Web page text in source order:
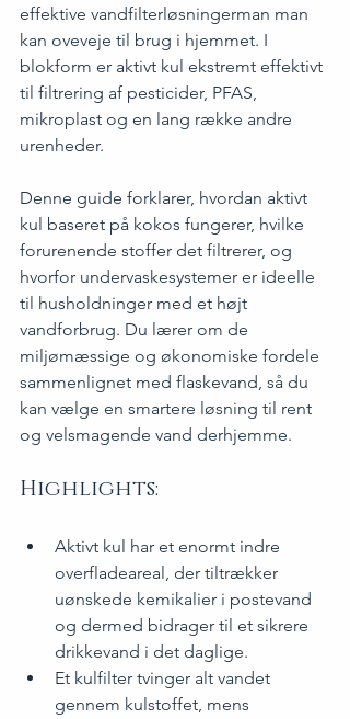
effektive vandfilterløsningerman man
kan oveveje til brug i hjemmet. I
blokform er aktivt kul ekstremt effektivt
til filtrering af pesticider, PFAS,
mikroplast og en lang række andre
urenheder.
Denne guide forklarer, hvordan aktivt
kul baseret på kokos fungerer, hvilke
forurenende stoffer det filtrerer, og
hvorfor undervaskesystemer er ideelle
til husholdninger med et højt
vandforbrug. Du lærer om de
miljømæssige og økonomiske fordele
sammenlignet med flaskevand, så du
kan vælge en smartere løsning til rent
og velsmagende vand derhjemme.
Highlights:
Aktivt kul har et enormt indre
overfladeareal, der tiltrækker
uønskede kemikalier i postevand
og dermed bidrager til et sikrere
drikkevand i det daglige.
Et kulfilter tvinger alt vandet
gennem kulstoffet, mens